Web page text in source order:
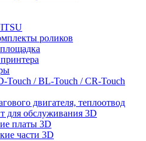
роликов
Touch / BL-Touch / CR-Touch
двигателя, теплоотвод
для обслуживания 3D
платы 3D
части 3D